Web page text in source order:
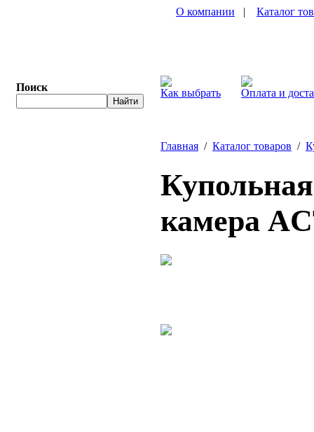
Поиск
О компании | Каталог
Как выбрать Оплата и
Главная / Каталог товаров /
камера